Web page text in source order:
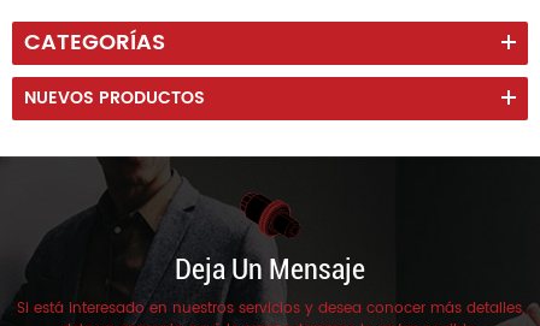
CATEGORÍAS
NUEVOS PRODUCTOS
Deja Un Mensaje
Si está interesado en nuestros servicios y desea conocer más detalles,